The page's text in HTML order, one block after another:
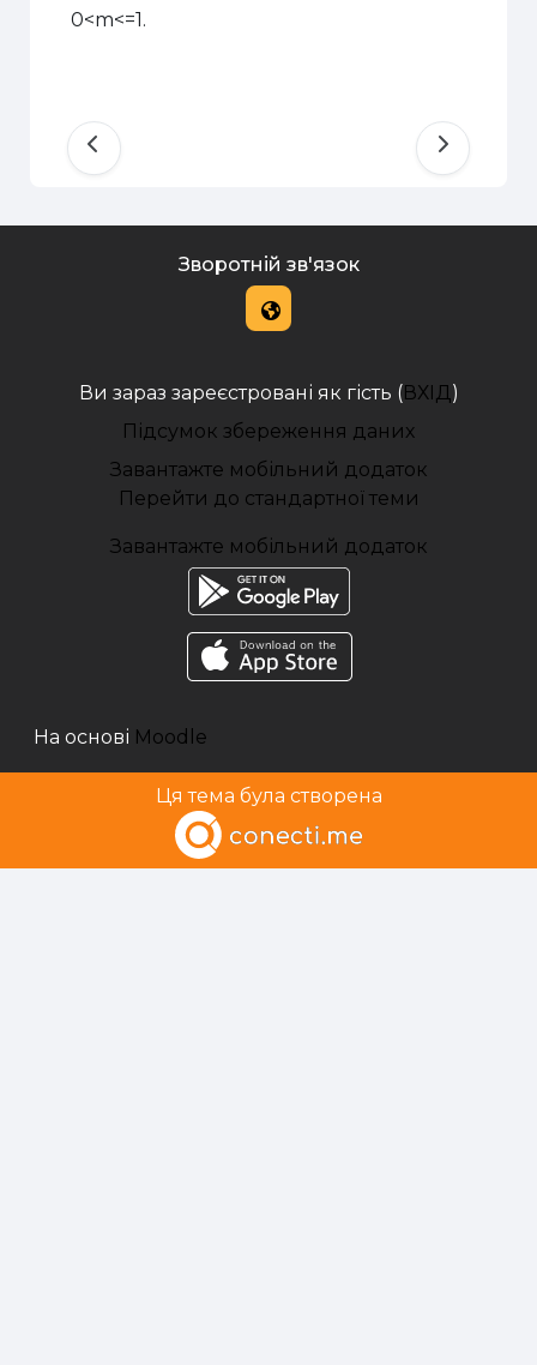
0<m<=1.
Зворотній зв'язок
Ви зараз зареєстровані як гість (ВХІД )
Підсумок збереження даних
Завантажте мобільний додаток
Перейти до стандартної теми
Завантажте мобільний додаток
На основі Moodle
Ця тема була створена